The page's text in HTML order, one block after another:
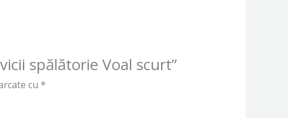
spălătorie Voal scurt”
cu *